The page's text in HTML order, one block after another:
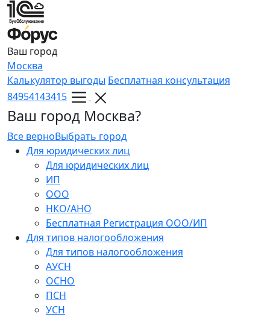
Ваш город
Москва
Калькулятор выгоды Бесплатная консультация
84954143415
Ваш город Москва?
Все верноВыбрать город
Для юридических лиц
Для юридических лиц
ИП
ООО
НКО/АНО
Бесплатная Регистрация ООО/ИП
Для типов налогообложения
Для типов налогообложения
АУСН
ОСНО
ПСН
УСН